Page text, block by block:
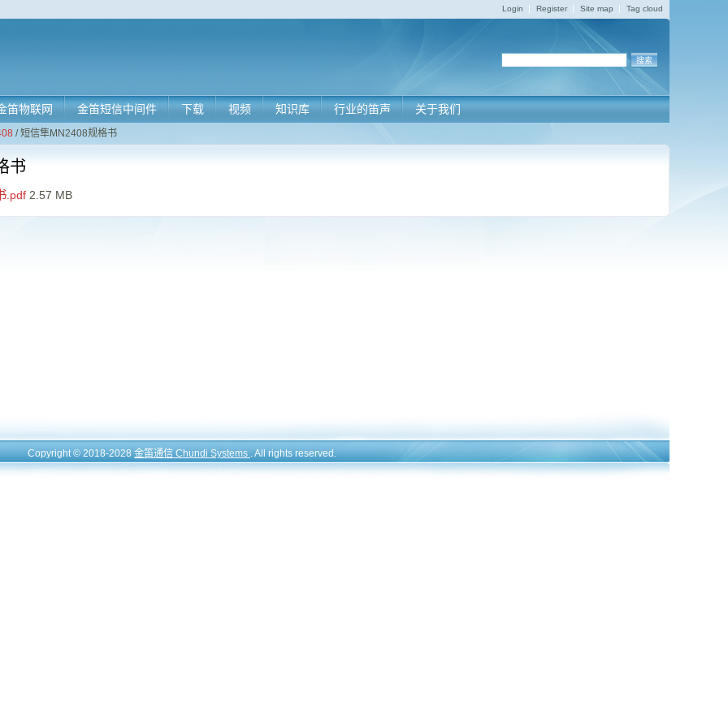
Tag cloud
Site map
Register
Login
笛物联网 金笛短信中间件 下载 视频 知识库 行业的笛声 关于我们
/ 短信隼MN2408规格书
书
.pdf 2.57 MB
Copyright © 2018-2028金笛通信 Chundi Systems . All rights reserved.